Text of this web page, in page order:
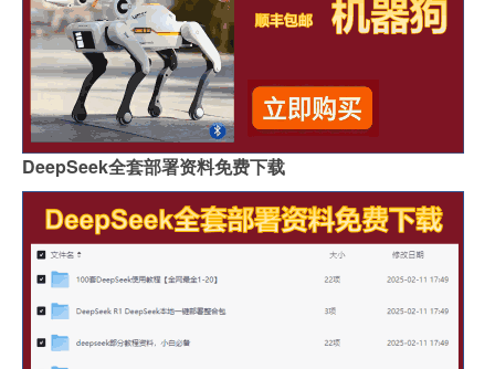
DeepSeek全套部署资料免费下载